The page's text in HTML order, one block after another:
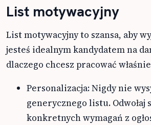
List motywacyjny
List motywacyjny to szansa, aby
jesteś idealnym kandydatem na
dlaczego chcesz pracować
Personalizacja: Nigdy nie
generycznego listu. Odwołaj
konkretnych wymagań z